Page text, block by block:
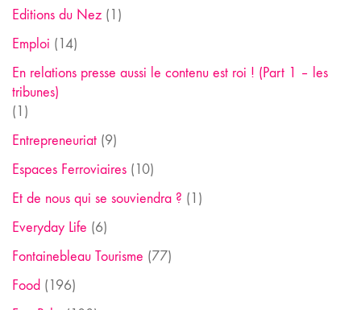
Editions du Nez (1)
Emploi (14)
En relations presse aussi le contenu est roi ! (Part 1 – les
tribunes)
(1)
Entrepreneuriat (9)
Espaces Ferroviaires (10)
Et de nous qui se souviendra ? (1)
Everyday Life (6)
Fontainebleau Tourisme (77)
Food (196)